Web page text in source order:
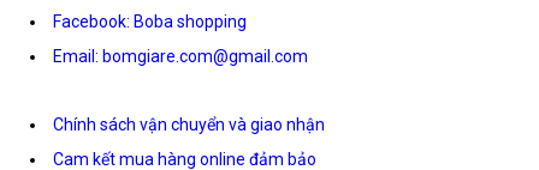
Facebook: Boba shopping
Email: bomgiare.com@gmail.com
Chính sách vận chuyển và giao nhận
Cam kết mua hàng online đảm bảo